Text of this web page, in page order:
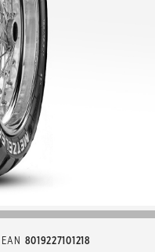
EAN 8019227101218